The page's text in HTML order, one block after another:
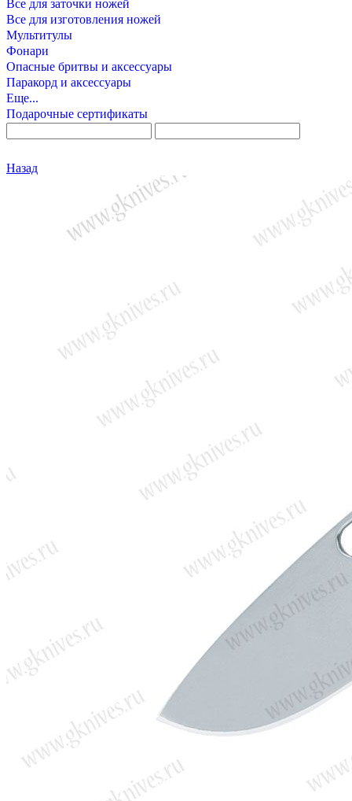
Все для заточки ножей
Все для изготовления ножей
Мультитулы
Фонари
Опасные бритвы и аксессуары
Паракорд и аксессуары
Еще...
Подарочные сертификаты
Назад